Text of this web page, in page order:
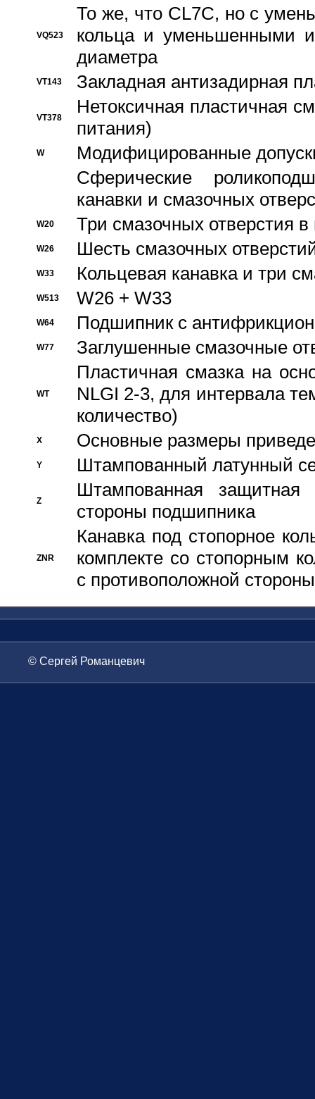
VQ523
То же, что CL7C, но с
кольца и уменьшенными
диаметра
VT143 Закладная антизадирная
VT378
Нетоксичная пластичная
питания)
W
Модифицированные
Сферические
канавки и смазочных
W20 Три смазочных отверстия
W26 Шесть смазочных
W33 Кольцевая канавка и три
W513 W26 + W33
W64 Подшипник с
W77 Заглушенные смазочные
WT
Пластичная смазка на
NLGI 2-3, для интервала
количество)
X Основные размеры
Y Штампованный латунный
Z
Штампованная
стороны подшипника
ZNR
Канавка под стопорное
комплекте со стопорным
с противоположной стороны
© Сергей Романцевич